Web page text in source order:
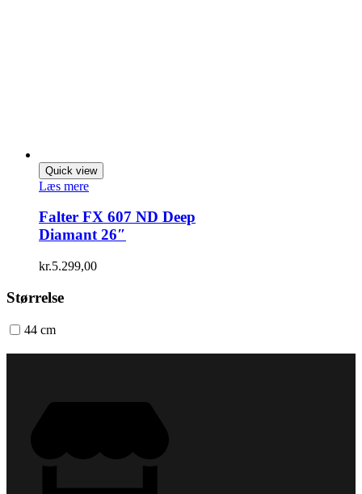
Quick view
Læs mere
Falter FX 607 ND Deep
Diamant 26″
kr.5.299,00
Størrelse
44 cm